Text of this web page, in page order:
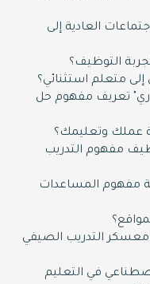
العادية إلى
التوظيف؟
إلى متعلم استثنائي؟
تعريف مفهوم حل
عملك وتعليمك؟
مفهوم التدريب
مفهوم المساعدات
التدريب الصيفي
في التعليم